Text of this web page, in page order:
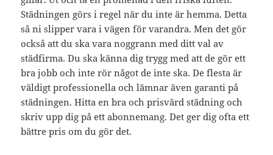
Städningen görs i regel när du inte är hemma. Detta
så ni slipper vara i vägen för varandra. Men det gör
också att du ska vara noggrann med ditt val av
städfirma. Du ska känna dig trygg med att de gör ett
bra jobb och inte rör något de inte ska. De flesta är
väldigt professionella och lämnar även garanti på
städningen. Hitta en bra och prisvärd städning och
skriv upp dig på ett abonnemang. Det ger dig ofta ett
bättre pris om du gör det.